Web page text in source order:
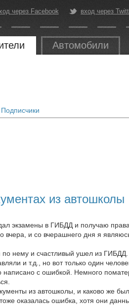
через Facebook вход через
Автомобили
Подписчики
из автошколы
экзамены в ГИБДД и получаю права.
вчера, и со вчерашнего дня я
по нему и счастливый ушел из
и т.д., но вот только один
написано с ошибкой. Немного
из автошколы, и каково же
оказалась ошибка, хотя они